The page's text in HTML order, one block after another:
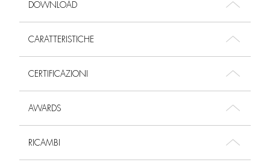
DOWNLOAD
CARATTERISTICHE
CERTIFICAZIONI
AWARDS
RICAMBI